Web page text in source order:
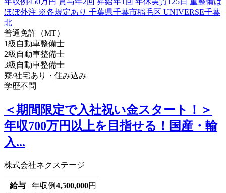
普通免許（MT）
1級自動車整備士
2級自動車整備士
3級自動車整備士
寮/社宅あり・住み込み
学歴不問
＜期間限定で入社祝い金スタート！＞
年収700万円以上を目指せる！国産・輸
入...
株式会社ネクステージ
給与 年収例4,500,000円